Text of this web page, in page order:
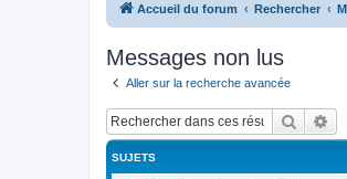
Accueil du forum Rechercher
Messages non lus
Aller sur la recherche avancée
SUJETS